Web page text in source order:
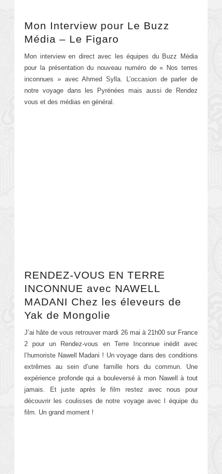
Mon Interview pour Le Buzz
Média – Le Figaro
Mon interview en direct avec les équipes du Buzz Média
pour la présentation du nouveau numéro de « Nos terres
inconnues » avec Ahmed Sylla. L’occasion de parler de
notre voyage dans les Pyrénées mais aussi de Rendez
vous et des médias en général.
RENDEZ-VOUS EN TERRE
INCONNUE avec NAWELL
MADANI Chez les éleveurs de
Yak de Mongolie
J’ai hâte de vous retrouver mardi 26 mai à 21h00 sur France
2 pour un Rendez-vous en Terre Inconnue inédit avec
l’humoriste Nawell Madani ! Un voyage dans des conditions
extrêmes au sein d’une famille hors du commun. Une
expérience profonde qui a bouleversé à mon Nawell à tout
jamais. Et juste après le film restez avec nous pour
découvrir les coulisses de notre voyage avec l équipe du
film. Un grand moment !